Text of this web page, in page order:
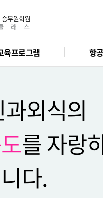
육프로그램 항
외식의
를 자랑
다.